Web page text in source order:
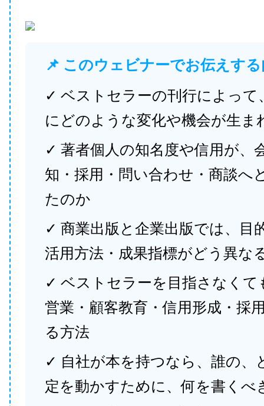
📌 このウェビナーでお伝えす
✓ ベストセラーの刊行によって
にどのような変化や機会が生ま
✓ 著者個人の知名度や信用が、
知・採用・問い合わせ・商談へ
たのか
✓ 商業出版と企業出版では、目
活用方法・成果指標がどう異な
✓ ベストセラーを目指さなくて
営業・顧客教育・信用形成・採
る方法
✓ 自社が本を持つなら、誰の、
定を動かすために、何を書くべ